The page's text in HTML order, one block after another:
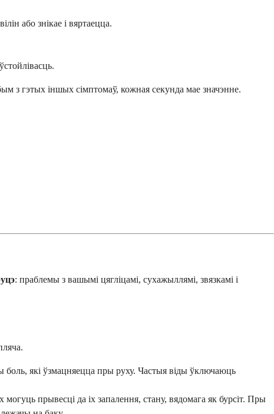
або знікае і вяртаецца.
з гэтых іншых сімптомаў, кожная секунда мае значэнне.
: праблемы з вашымі цягліцамі, сухажыллямі, звязкамі і
які ўзмацняецца пры руху. Частыя віды ўключаюць
прывесці да іх запалення, стану, вядомага як бурсіт. Пры